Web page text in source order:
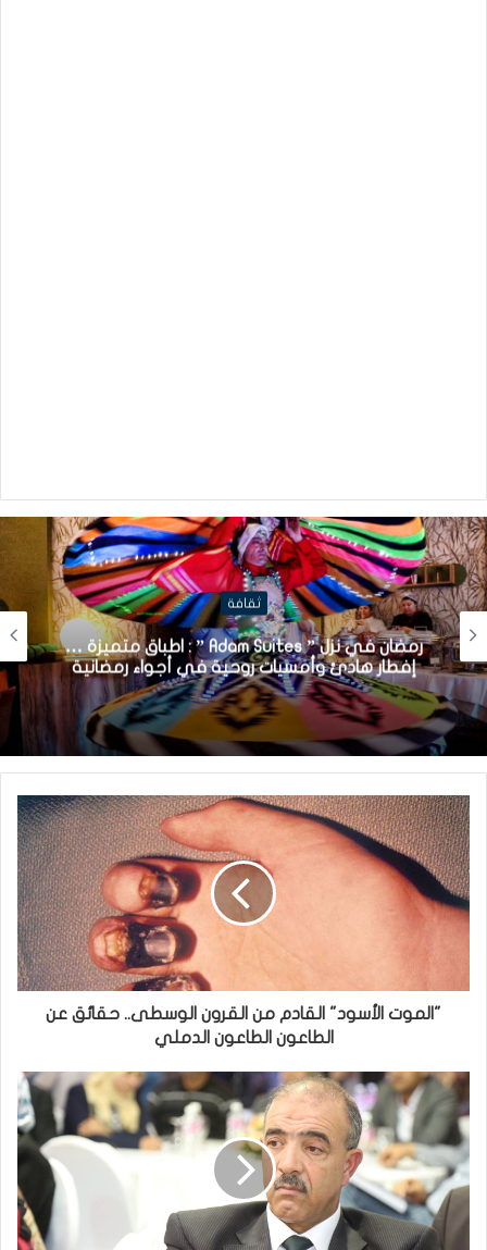
ثقافة
رمضان في نزل ” Adam Suites ” : اطباق متميزة …
إفطار هادئ وأمسيات روحية في أجواء رمضانية
"الموت الأسود" القادم من القرون الوسطى.. حقائق عن
الطاعون الطاعون الدملي